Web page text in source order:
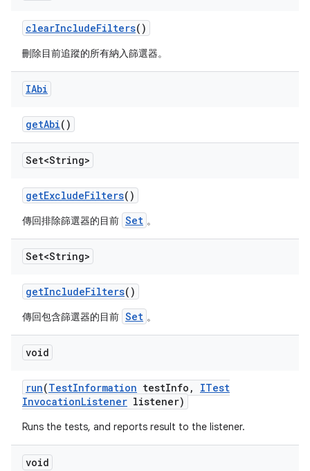
clearIncludeFilters()
刪除目前追蹤的所有納入篩選器。
IAbi
getAbi()
Set<String>
getExcludeFilters()
傳回排除篩選器的目前 Set 。
Set<String>
getIncludeFilters()
傳回包含篩選器的目前 Set 。
void
run(TestInformation testInfo ,
ITest
InvocationListener listener)
Runs the tests, and reports result to the listener.
void